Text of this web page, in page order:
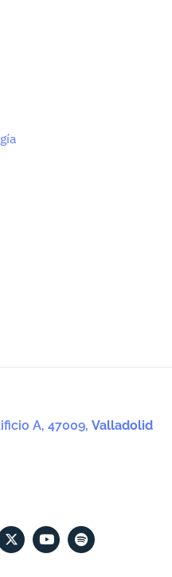
A, 47009, Valladolid